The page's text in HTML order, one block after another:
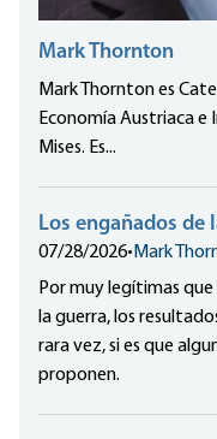
Mark Thornton
Mark Thornton es
Economía Austriaca
Mises. Es...
Los engañados de
07/28/2026• Mark
Por muy legítimas
la guerra, los
rara vez, si es que
proponen.